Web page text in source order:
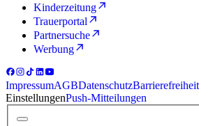
Kinderzeitung
Trauerportal
Partnersuche
Werbung
ImpressumAGBDatenschutz
EinstellungenPush-Mitteilungen